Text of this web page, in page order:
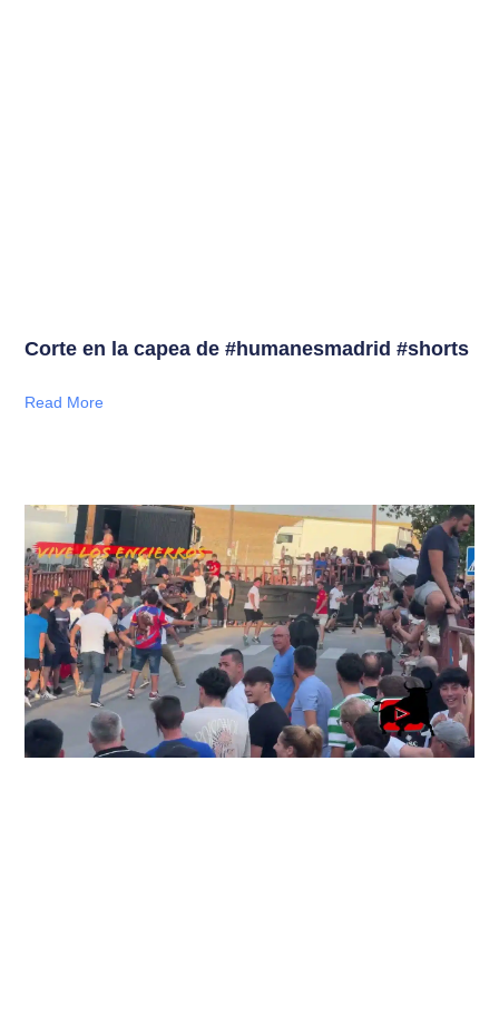
Corte en la capea de #humanesmadrid #shorts
Read More